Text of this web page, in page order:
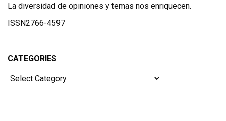
La diversidad de opiniones y temas nos enriquecen.
ISSN2766-4597
CATEGORIES
Categories